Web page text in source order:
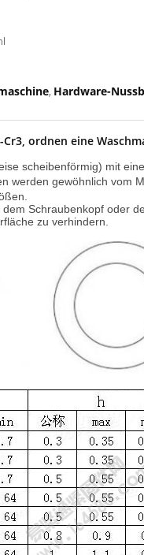
, Hardware-
ordnen eine
scheibenförmig) mit
werden gewöhnlich vom
Schraubenkopf oder
zu verhindern.